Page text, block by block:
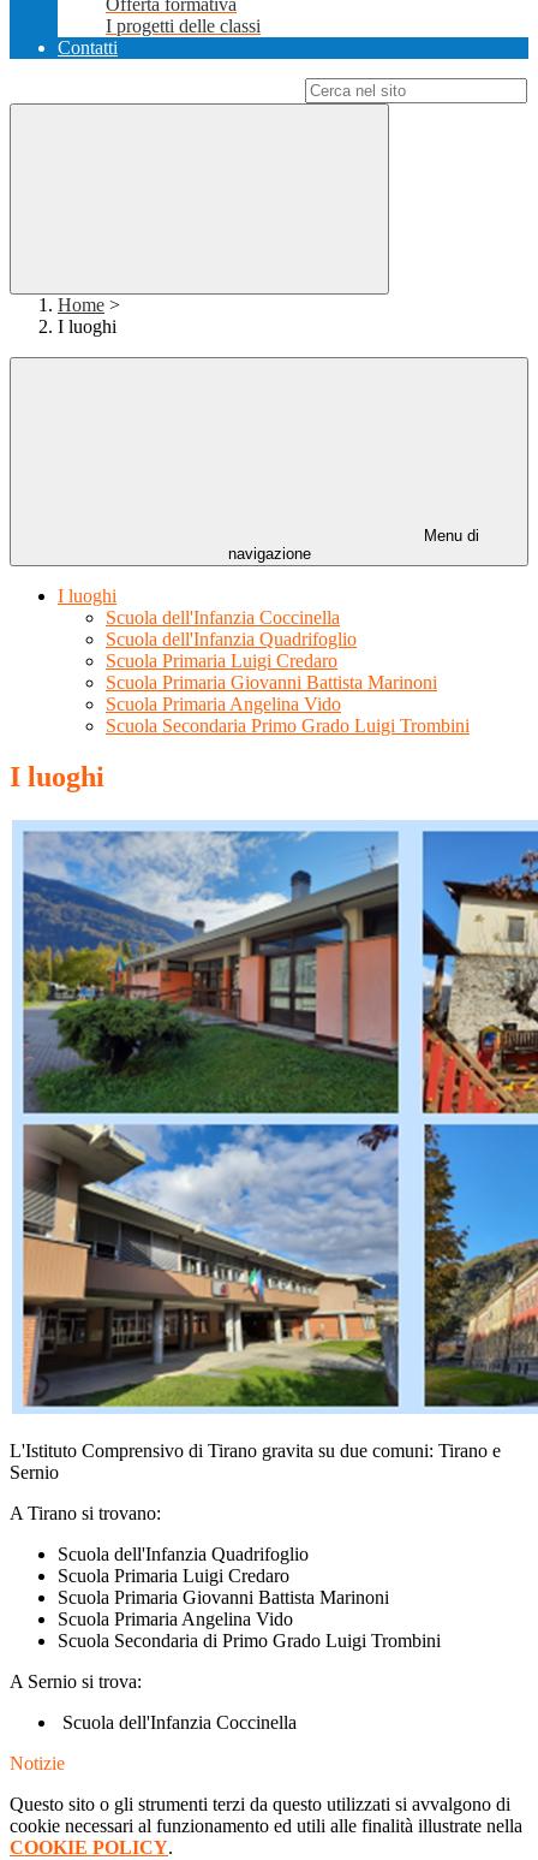
Offerta formativa
I progetti delle classi
Contatti
Home >
I luoghi
Menu di
navigazione
I luoghi
Scuola dell'Infanzia Coccinella
Scuola dell'Infanzia Quadrifoglio
Scuola Primaria Luigi Credaro
Scuola Primaria Giovanni Battista Marinoni
Scuola Primaria Angelina Vido
Scuola Secondaria Primo Grado Luigi Trombini
I luoghi
L'Istituto Comprensivo di Tirano gravita su due comuni: Tirano e
Sernio
A Tirano si trovano:
Scuola dell'Infanzia Quadrifoglio
Scuola Primaria Luigi Credaro
Scuola Primaria Giovanni Battista Marinoni
Scuola Primaria Angelina Vido
Scuola Secondaria di Primo Grado Luigi Trombini
A Sernio si trova:
Scuola dell'Infanzia Coccinella
Notizie
Questo sito o gli strumenti terzi da questo utilizzati si avvalgono di
cookie necessari al funzionamento ed utili alle finalità illustrate nella
COOKIE POLICY.